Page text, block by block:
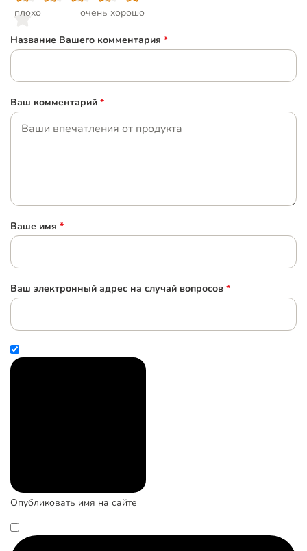
плохо
очень хорошо
Название Вашего комментария *
Ваш комментарий *
Ваше имя *
Ваш электронный адрес на случай вопросов *
Опубликовать имя на сайте